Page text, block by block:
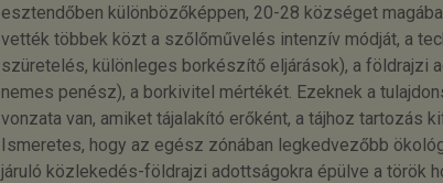
esztendőben különbözőképpen, 20-28 községet
vették többek közt a szőlőművelés intenzív módját, a
szüretelés, különleges borkészítő eljárások), a földrajzi
nemes penész), a borkivitel mértékét. Ezeknek a
vonzata van, amiket tájalakító erőként, a tájhoz tartozás
Ismeretes, hogy az egész zónában legkedvezőbb
járuló közlekedés-földrajzi adottságokra épülve a török